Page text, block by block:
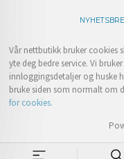
Vår nettbutikk bruker cookies
yte deg bedre service. Vi
innloggingsdetaljer og huske
bruke siden som normalt om
for cookies.